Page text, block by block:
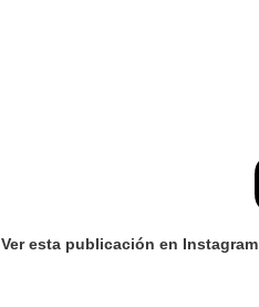
Ver esta publicación en Instagram